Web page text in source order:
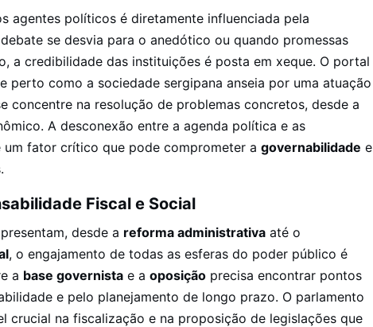
agentes políticos é diretamente influenciada pela
se desvia para o anedótico ou quando promessas
a credibilidade das instituições é posta em xeque. O portal
perto como a sociedade sergipana anseia por uma atuação
concentre na resolução de problemas concretos, desde a
A desconexão entre a agenda política e as
fator crítico que pode comprometer a governabilidade e
Fiscal e Social
desde a reforma administrativa até o
, o engajamento de todas as esferas do poder público é
a base governista e a oposição precisa encontrar pontos
e pelo planejamento de longo prazo. O parlamento
crucial na fiscalização e na proposição de legislações que